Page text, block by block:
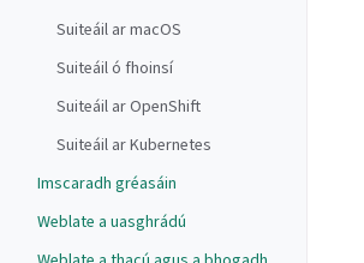
Suiteáil ar macOS
Suiteáil ó fhoinsí
Suiteáil ar OpenShift
Suiteáil ar Kubernetes
Imscaradh gréasáin
Weblate a uasghrádú